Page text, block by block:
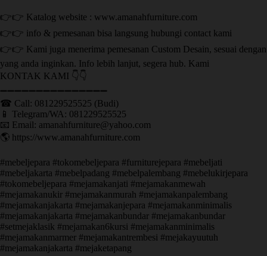
👉👉 Katalog website : www.amanahfurniture.com
👉👉 info & pemesanan bisa langsung hubungi contact kami
👉👉 Kami juga menerima pemesanan Custom Desain, sesuai dengan
yang anda inginkan. Info lebih lanjut, segera hub. Kami
KONTAK KAMI 👇👇
➖➖➖➖➖➖➖➖➖➖➖➖➖➖➖ ㅤ
☎ Call: 081229525525 (Budi)
📱 Telegram/WA: 081229525525
📧 Email: amanahfurniture@yahoo.com
🌎 https://www.amanahfurniture.com
#mebeljepara #tokomebeljepara #furniturejepara #mebeljati
#mebeljakarta #mebelpadang #mebelpalembang #mebelukirjepara
#tokomebeljepara #mejamakanjati #mejamakanmewah
#mejamakanukir #mejamakanmurah #mejamakanpalembang
#mejamakanjakarta #mejamakanjepara #mejamakanminimalis
#mejamakanjakarta #mejamakanbundar #mejamakanbundar
#setmejaklasik #mejamakan6kursi #mejamakanminimalis
#mejamakanmarmer #mejamakantrembesi #mejakayuutuh
#mejamakanjakarta #mejaketapang